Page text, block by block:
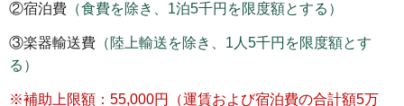
②宿泊費 （食費を除き、1泊5千円を限度額とする）
③楽器輸送費 （陸上輸送を除き、1人5千円を限度額とす
る）
※補助上限額：55,000円（運賃および宿泊費の合計額5万